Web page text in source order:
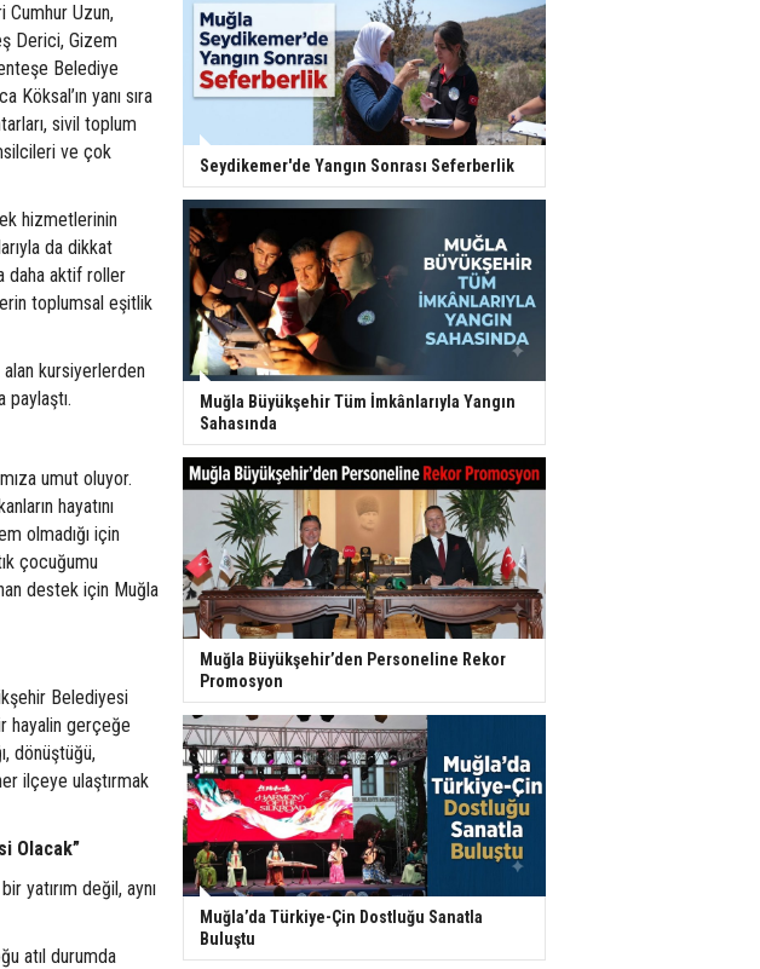
Cumhur Uzun,
Derici, Gizem
Belediye
Köksal’ın yanı sıra
sivil toplum
ve çok
hizmetlerinin
da dikkat
daha aktif roller
toplumsal eşitlik
kursiyerlerden
paylaştı.
umut oluyor.
hayatını
olmadığı için
çocuğumu
destek için Muğla
Belediyesi
hayalin gerçeğe
dönüştüğü,
ilçeye ulaştırmak
Olacak”
yatırım değil, aynı
atıl durumda
Seydikemer'de Yangın Sonrası Seferberlik
Muğla Büyükşehir Tüm İmkânlarıyla Yangın
Sahasında
Muğla Büyükşehir’den Personeline Rekor
Promosyon
Muğla’da Türkiye-Çin Dostluğu Sanatla
Buluştu